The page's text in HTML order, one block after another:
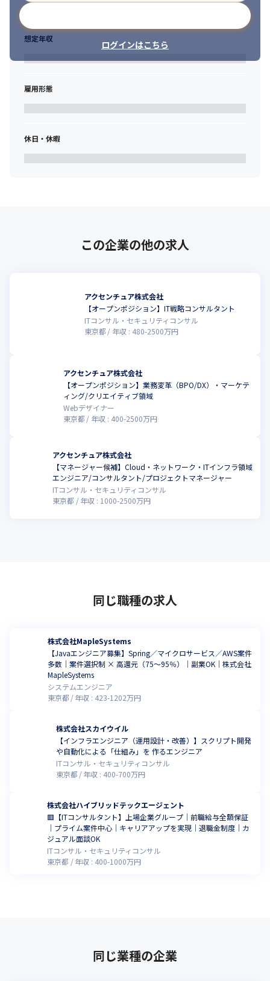
ンの目利き力、実地で積み上げた知見・経験をベースとした技術
力・システム構築力およびその品質担保といったスキルが必要と
なります。
ーーーーーーーーーーーーーーーーーーーーーーーーーーーーー
ーーーー
〈業務実行運用〉
業務改革BPOプロジェクトにおける業務プロセスサービスの提供
（Delivery）を専門とするポジションです。
ち、メンバーマネジメントの他、業務運用をモニタリング・可視
化し、お客様や社内へのレポーティングや、Automation導入や
プロセス改善による継続的改善の立案／実行などを行います。
プの策定、デジタル技術を活用した業務改革、人材のリスキリン
グ等、一式の改革（トランスフォーメーション）を企画立案・実
AI/Analytics等、昨今の新しいデジタル技術をフルに活用して、比
較的大きめの業務改革テーマに取り組みます。改革対象となる経
理・財務・経営管理領域のチーム内及び最先端のデジタル技術の
専門スキルを持つチームと連携し、それぞれの領域における最先
・大規模プロジェクトのプロジェクトマネジメント経験
・業務改革・業務要件定義などのプロジェクト経験
・IT統合/システム導入プロジェクトの計画・実行管理（アプ
・人事制度設計
■ITコンサルタント・システムエンジニア職共通
・財務会計・管理会計・予算業績管理系業務範囲においてBPR/
ションにおける導入経験・計画立案経験や知識
・Anaplan、Oracle Hyperion Planning、SAP BPC、IBM
・BPRプランニング経験
・プロジェクトマネジメント経験
・英語を用いたグローバルプロジェクトの実施経験
ログインはこちら
想定年収
雇用形態
休日・休暇
この企業の他の求人
アクセンチュア株式会社
【オープンポジション】IT戦略コンサルタント
ITコンサル・セキュリティコンサル
東京都
年収 : 480-2500万円
アクセンチュア株式会社
【オープンポジション】業務変革（BPO/DX）・マーケテ
ィング/クリエイティブ領域
Webデザイナー
東京都
年収 : 400-2500万円
アクセンチュア株式会社
【マネージャー候補】Cloud・ネットワーク・ITインフラ領域
エンジニア/コンサルタント/プロジェクトマネージャー
ITコンサル・セキュリティコンサル
東京都
年収 : 1000-2500万円
同じ職種の求人
株式会社MapleSystems
【Javaエンジニア募集】Spring／マイクロサービス／AWS案件
多数｜案件選択制 × 高還元（75〜95％）｜副業OK｜株式会社
MapleSystems
システムエンジニア
東京都
年収 : 423-1202万円
株式会社スカイウイル
【インフラエンジニア（運用設計・改善）】スクリプト開発
や自動化による「仕組み」を 作るエンジニア
ITコンサル・セキュリティコンサル
東京都
年収 : 400-700万円
株式会社ハイブリッドテックエージェント
🟥【ITコンサルタント】上場企業グループ｜前職給与全額保証
｜プライム案件中心｜キャリアアップを実現｜退職金制度｜カ
ジュアル面談OK
ITコンサル・セキュリティコンサル
東京都
年収 : 400-1000万円
同じ業種の企業